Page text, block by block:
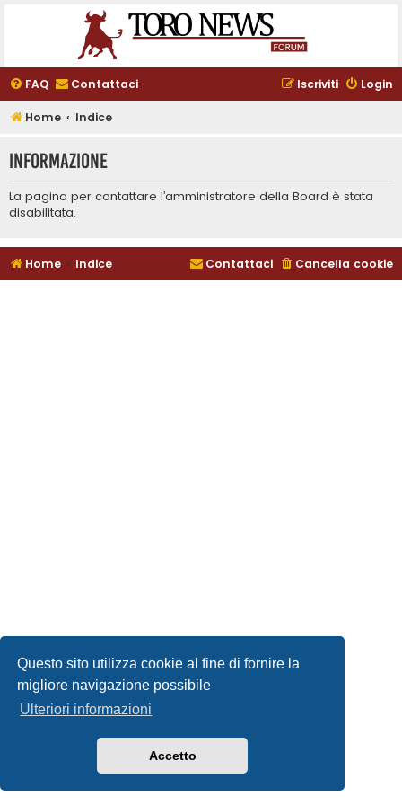
Questo sito utilizza cookie al fine di fornire la
migliore navigazione possibile
Ulteriori informazioni
Accetto
FAQ Contattaci Login
Iscriviti
Home Indice
Informazione
La pagina per contattare l’amministratore della Board è stata
disabilitata.
Home Indice Cancella cookie
Contattaci